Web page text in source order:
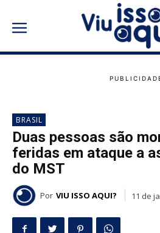
BRASIL
Duas pessoas são
feridas em ataque a
do MST
Por VIU ISSO AQUI? 11 de